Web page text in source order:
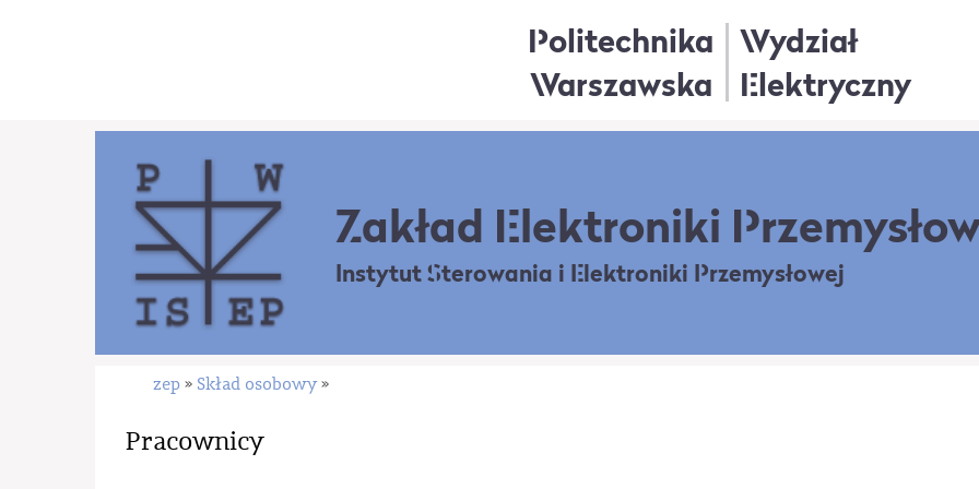
Politechnika
Warszawska
Wydział
Elektryczny
Zakład Elektroniki
Instytut Sterowania i Elektroniki Przemysłowej
zep » Skład osobowy »
Pracownicy